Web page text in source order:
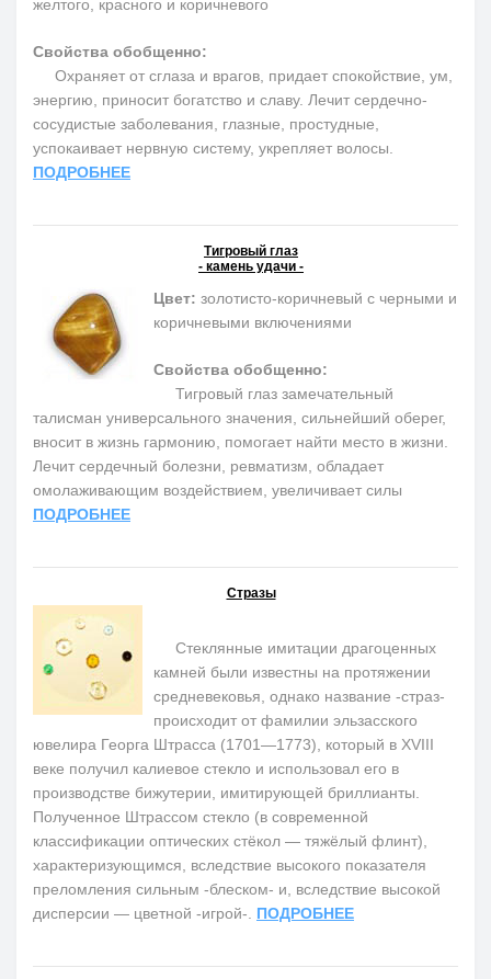
желтого, красного и коричневого
Свойства обобщенно:
Охраняет от сглаза и врагов, придает спокойствие, ум,
энергию, приносит богатство и славу. Лечит сердечно-
сосудистые заболевания, глазные, простудные,
успокаивает нервную систему, укрепляет волосы.
ПОДРОБНЕЕ
Тигровый глаз
- камень удачи -
Цвет: золотисто-коричневый с черными и
коричневыми включениями
Свойства обобщенно:
Тигровый глаз замечательный
талисман универсального значения, сильнейший оберег,
вносит в жизнь гармонию, помогает найти место в жизни.
Лечит сердечный болезни, ревматизм, обладает
омолаживающим воздействием, увеличивает силы
ПОДРОБНЕЕ
Стразы
Стеклянные имитации драгоценных
камней были известны на протяжении
средневековья, однако название -страз-
происходит от фамилии эльзасского
ювелира Георга Штрасса (1701—1773), который в XVIII
веке получил калиевое стекло и использовал его в
производстве бижутерии, имитирующей бриллианты.
Полученное Штрассом стекло (в современной
классификации оптических стёкол — тяжёлый флинт),
характеризующимся, вследствие высокого показателя
преломления сильным -блеском- и, вследствие высокой
дисперсии — цветной -игрой-. ПОДРОБНЕЕ